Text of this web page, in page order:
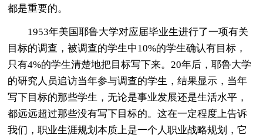
都是重要的。
1953年美国耶鲁大学对应届毕业生进行了一项有关
目标的调查，被调查的学生中10%的学生确认有目标，
只有4%的学生清楚地把目标写下来。20年后，耶鲁大学
的研究人员追访当年参与调查的学生，结果显示，当年
写下目标的那些学生，无论是事业发展还是生活水平，
都远远超过那些没有写下目标的。这在一定程度上告诉
我们，职业生涯规划本质上是一个人职业战略规划，它